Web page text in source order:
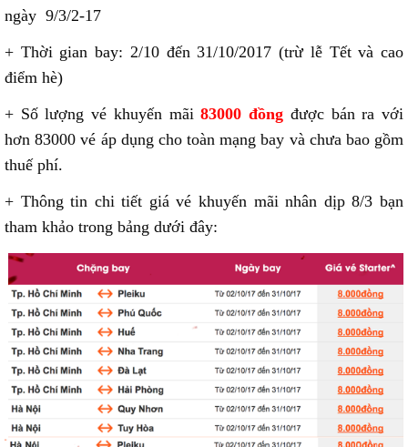
ngày 9/3/2-17
+ Thời gian bay: 2/10 đến 31/10/2017 (trừ lễ Tết và cao
điểm hè)
+ Số lượng vé khuyến mãi83000 đồng được bán ra với
hơn 83000 vé áp dụng cho toàn mạng bay và chưa bao gồm
thuế phí.
+ Thông tin chi tiết giá vé khuyến mãi nhân dịp 8/3 bạn
tham khảo trong bảng dưới đây: